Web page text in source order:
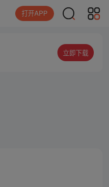
打开APP
立即下载